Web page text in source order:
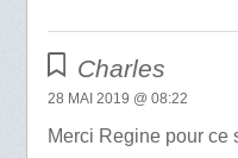
Charles
28 MAI 2019 @ 08:22
Merci Regine pour ce